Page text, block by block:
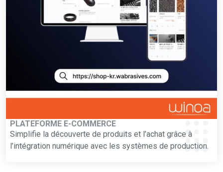
PLATEFORME E-COMMERCE
Simplifie la découverte de produits et l’achat grâce à
l’intégration numérique avec les systèmes de production.